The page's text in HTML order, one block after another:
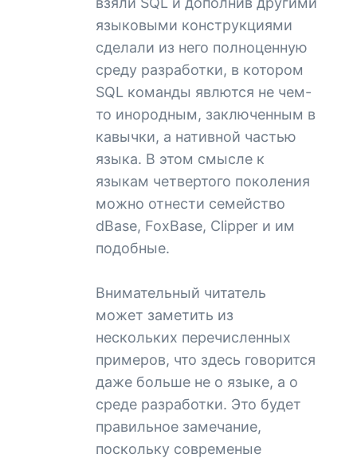
языковыми конструкциями
сделали из него полноценную
среду разработки, в котором
SQL команды явлются не чем-
то инородным, заключенным в
кавычки, а нативной частью
языка. В этом смысле к
языкам четвертого поколения
можно отнести семейство
dBase, FoxBase, Clipper и им
подобные.
Внимательный читатель
может заметить из
нескольких перечисленных
примеров, что здесь говорится
даже больше не о языке, а о
среде разработки. Это будет
правильное замечание,
поскольку современые